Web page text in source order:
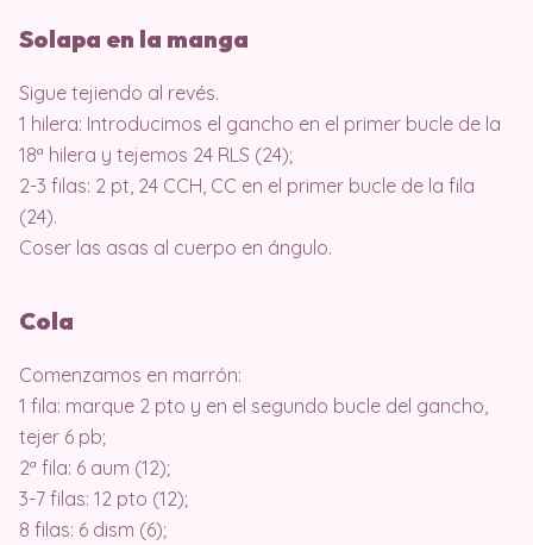
Solapa en la manga
Sigue tejiendo al revés.
1 hilera: Introducimos el gancho en el primer bucle de la
18ª hilera y tejemos 24 RLS (24);
2-3 filas: 2 pt, 24 CCH, CC en el primer bucle de la fila
(24).
Coser las asas al cuerpo en ángulo.
Cola
Comenzamos en marrón:
1 fila: marque 2 pto y en el segundo bucle del gancho,
tejer 6 pb;
2ª fila: 6 aum (12);
3-7 filas: 12 pto (12);
8 filas: 6 dism (6);